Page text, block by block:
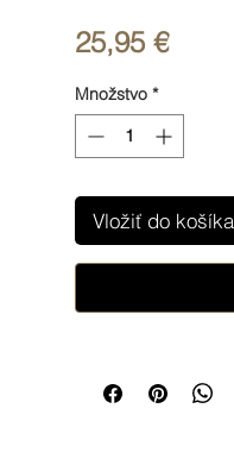
25,95 €Price
Množstvo *
Vložiť do košíka